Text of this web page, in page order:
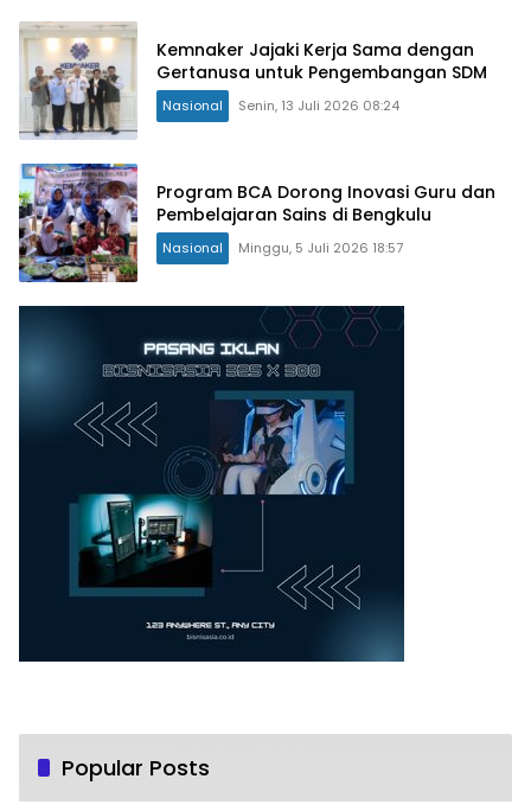
Kemnaker Jajaki Kerja Sama dengan
Gertanusa untuk Pengembangan SDM
Nasional Senin, 13 Juli 2026 08:24
Program BCA Dorong Inovasi Guru dan
Pembelajaran Sains di Bengkulu
Nasional Minggu, 5 Juli 2026 18:57
Popular Posts